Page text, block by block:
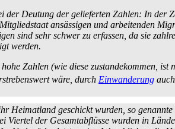
der Deutung der gelieferten Zahlen: In
ansässigen und arbeitenden
sind sehr schwer zu erfassen, da sie
werden.
Zahlen (wie diese zustande­kommen,
wäre, durch Einwanderung
Heimatland geschickt wurden, so genannte
Viertel der Gesamt­abflüsse wurden in